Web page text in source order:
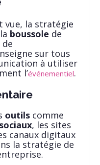
vue, la stratégie
boussole de
sur tous
à utiliser
l’événementiel.
outilscomme
, les sites
canaux digitaux
la stratégie de